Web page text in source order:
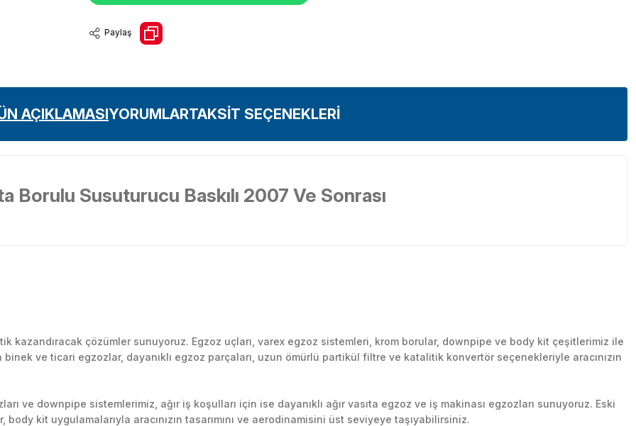
Paylaş
AÇIKLAMASIYORUMLARTAKSİT SEÇENEKLERİ
Borulu Susuturucu Baskılı 2007 Ve Sonrası
Yorum Yaz
kazandıracak çözümler sunuyoruz. Egzoz uçları, varex egzoz sistemleri, krom borular, downpipe ve body kit çeşitlerimiz ile
ve ticari egzozlar, dayanıklı egzoz parçaları, uzun ömürlü partikül filtre ve katalitik konvertör seçenekleriyle aracınızın
ve downpipe sistemlerimiz, ağır iş koşulları için ise dayanıklı ağır vasıta egzoz ve iş makinası egzozları sunuyoruz. Eski
kit uygulamalarıyla aracınızın tasarımını ve aerodinamisini üst seviyeye taşıyabilirsiniz.